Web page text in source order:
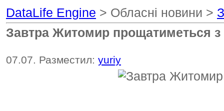
DataLife Engine > Обласні новини >
Завтра Житомир прощатиметься з
07.07. Разместил: yuriy